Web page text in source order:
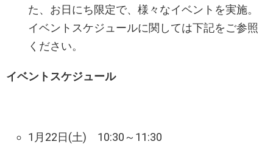
た、お日にち限定で、様々なイベントを実施。
イベントスケジュールに関しては下記をご参照
ください。
イベントスケジュール
1月22日(土) 10:30～11:30